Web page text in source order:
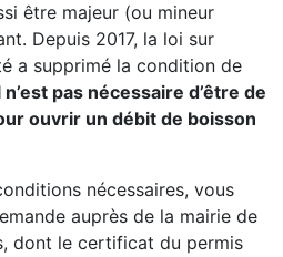
être majeur (ou mineur
Depuis 2017, la loi sur
a supprimé la condition de
n’est pas nécessaire d’être de
ouvrir un débit de boisson
nécessaires, vous
auprès de la mairie de
dont le certificat du permis